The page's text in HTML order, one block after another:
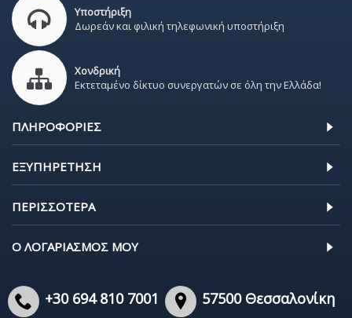
Υποστήριξη
Δωρεάν και φιλική τηλεφωνική υποστήριξη
Χονδρική
Εκτεταμένο δίκτυο συνεργατών σε όλη την Ελλάδα!
ΠΛΗΡΟΦΟΡΊΕΣ
ΕΞΥΠΗΡΈΤΗΣΗ
ΠΕΡΙΣΣΌΤΕΡΑ
Ο ΛΟΓΑΡΙΑΣΜΌΣ ΜΟΥ
+30 694 810 7001 57500 Θεσσαλονίκη